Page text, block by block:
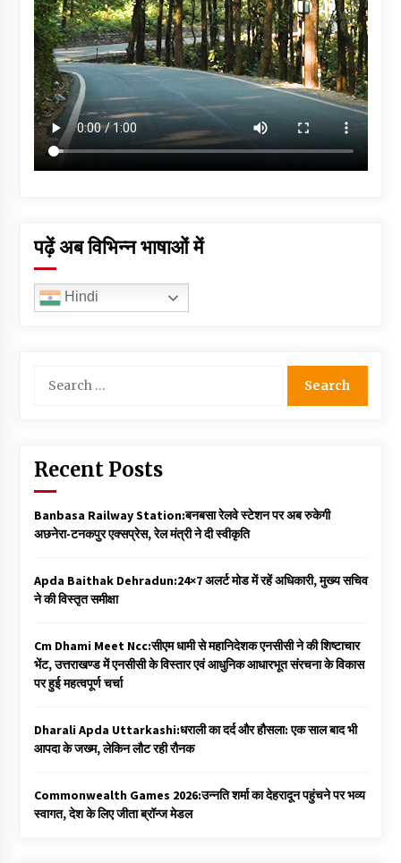
पढ़ें अब विभिन्न भाषाओं में
Hindi
for:
Recent Posts
Banbasa Railway Station:बनबसा रेलवे स्टेशन पर अब रुकेगी
अछनेरा-टनकपुर एक्सप्रेस, रेल मंत्री ने दी स्वीकृति
Apda Baithak Dehradun:24×7 अलर्ट मोड में रहें अधिकारी, मुख्य सचिव
ने की विस्तृत समीक्षा
Cm Dhami Meet Ncc:सीएम धामी से महानिदेशक एनसीसी ने की शिष्टाचार
भेंट, उत्तराखण्ड में एनसीसी के विस्तार एवं आधुनिक आधारभूत संरचना के विकास
पर हुई महत्वपूर्ण चर्चा
Dharali Apda Uttarkashi:धराली का दर्द और हौसला: एक साल बाद भी
आपदा के जख्म, लेकिन लौट रही रौनक
Commonwealth Games 2026:उन्नति शर्मा का देहरादून पहुंचने पर भव्य
स्वागत, देश के लिए जीता ब्रॉन्ज मेडल